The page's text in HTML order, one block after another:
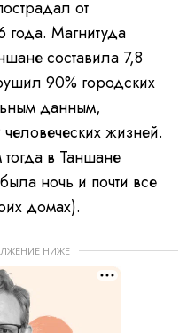
от
года. Магнитуда
составила 7,8
90% городских
данным,
жизней.
в Таншане
ночь и почти все
домах).
НИЖЕ